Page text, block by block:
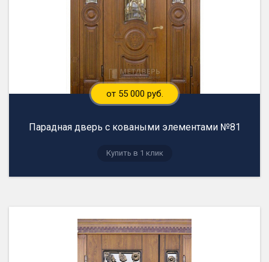
от 55 000 руб.
Парадная дверь с коваными элементами №81